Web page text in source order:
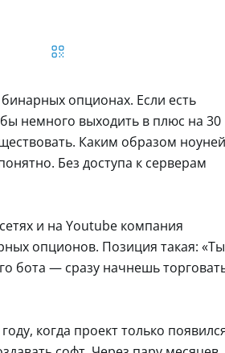
опционах. Если есть
немного выходить в плюс на 30
Каким образом
Без доступа к серверам
и на Youtube компания
опционов. Позиция такая: «Ты
бота — сразу начнешь
когда проект только